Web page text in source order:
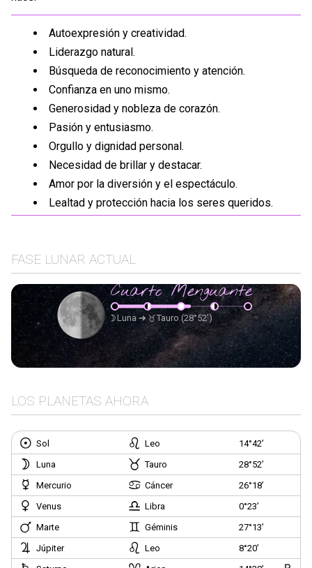
Autoexpresión y creatividad.
Liderazgo natural.
Búsqueda de reconocimiento y atención.
Confianza en uno mismo.
Generosidad y nobleza de corazón.
Pasión y entusiasmo.
Orgullo y dignidad personal.
Necesidad de brillar y destacar.
Amor por la diversión y el espectáculo.
Lealtad y protección hacia los seres queridos.
FASE LUNAR ACTUAL
Cuarto Menguante
Luna ➜ Tauro (28°52’)
LOS PLANETAS AHORA
Sol Leo
14°42’
Luna
Tauro
28°52’
Mercurio
Cáncer
26°18’
Venus
Libra
0°23’
Marte
Géminis
27°13’
Júpiter
Leo
8°20’